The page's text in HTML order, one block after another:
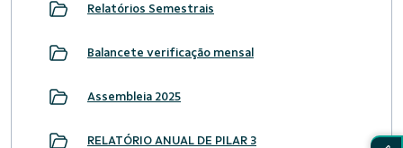
Relatórios Semestrais
Balancete verificação mensal
Assembleia 2025
RELATÓRIO ANUAL DE PILAR 3